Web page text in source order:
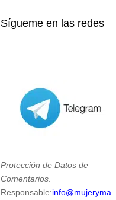
Sígueme en las redes
Protección de Datos de
Comentarios
Responsable:info@mujeryma